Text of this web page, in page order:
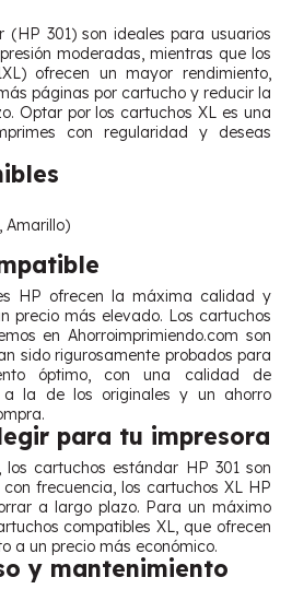
(HP 301) son ideales para usuarios
moderadas, mientras que los
ofrecen un mayor rendimiento,
páginas por cartucho y reducir la
Optar por los cartuchos XL es una
con regularidad y deseas
Amarillo)
HP ofrecen la máxima calidad y
precio más elevado. Los cartuchos
en Ahorroimprimiendo.com son
sido rigurosamente probados para
óptimo, con una calidad de
a la de los originales y un ahorro
para tu impresora
cartuchos estándar HP 301 son
frecuencia, los cartuchos XL HP
a largo plazo. Para un máximo
compatibles XL, que ofrecen
a un precio más económico.
y mantenimiento